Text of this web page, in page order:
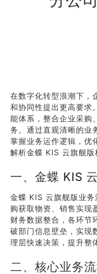
在数字化转型浪潮下，
和协同性提出更高要求
能体系，整合企业采购
务。通过直观清晰的业
掌握业务运作逻辑，优
解析金蝶 KIS 云旗舰版
一、金蝶 KIS
金蝶 KIS 云旗舰版业
购获取物资、销售实现
财务数据整合，各环节
破部门信息壁垒，实现
理层快速决策，提升整
二、核心业务